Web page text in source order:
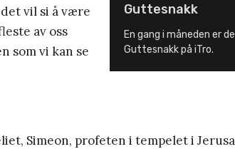
Guttesnakk
En gang i måneden er
Guttesnakk på iTro.
vil si å være
av oss
som vi kan se
Simeon, profeten i tempelet i